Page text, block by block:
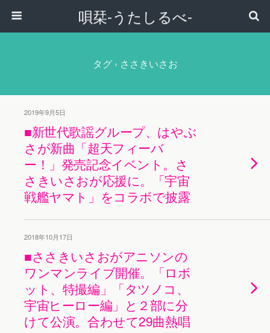
唄栞-うたしるべ-
タグ › ささきいさお
2019年9月5日
■新世代歌謡グループ、はやぶ
さが新曲「超天フィーバ
ー！」発売記念イベント。さ
さきいさおが応援に。「宇宙
戦艦ヤマト」をコラボで披露
2018年10月17日
■ささきいさおがアニソンの
ワンマンライブ開催。「ロボ
ット、特撮編」「タツノコ、
宇宙ヒーロー編」と２部に分
けて公演。合わせて29曲熱唱